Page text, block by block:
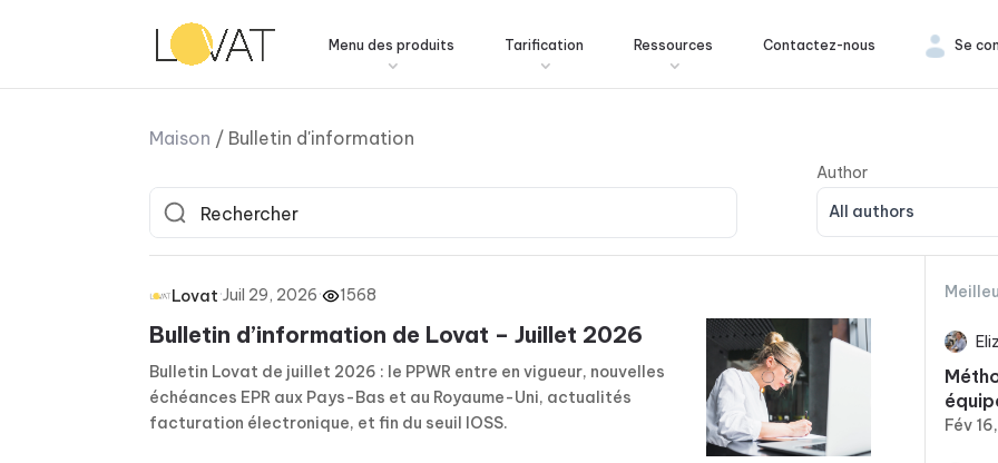
Menu des produits Tarification Ressources Contactez-nous Se
Maison / Bulletin d'information
All authors
Lovat·Juil 29, 2026· 1568
Bulletin d’information de Lovat – Juillet 2026
Bulletin Lovat de juillet 2026 : le PPWR entre en vigueur, nouvelles
échéances EPR aux Pays-Bas et au Royaume-Uni, actualités
facturation électronique, et fin du seuil IOSS.
Fév